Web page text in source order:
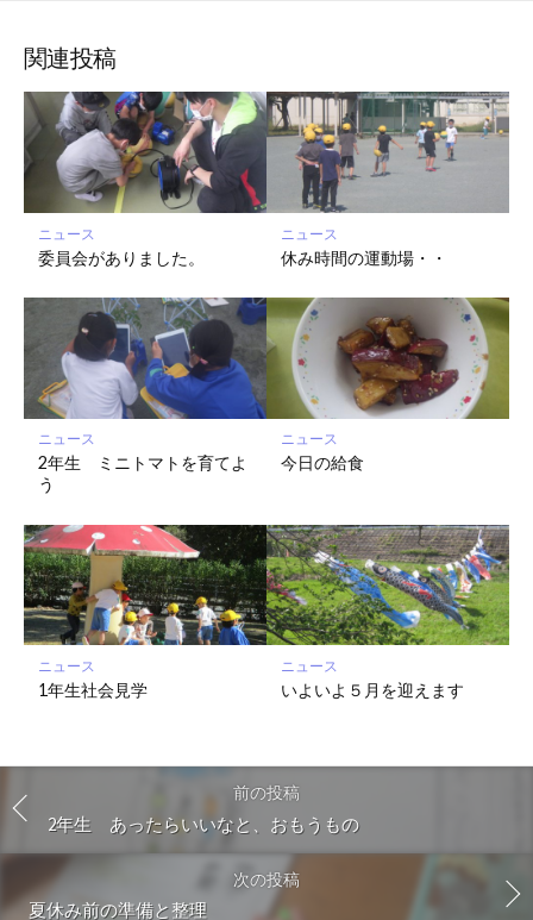
ア
ク
マ
ー
ク
に
存
関連投稿
ニュース
委員会がありました。
ニュース
休み時間の運動場・・
ニュース
2年生 ミニトマトを育てよ
う
ニュース
今日の給食
ニュース
1年生社会見学
ニュース
いよいよ５月を迎えます
前の投稿
2年生 あったらいいなと、おもうもの
次の投稿
夏休み前の準備と整理